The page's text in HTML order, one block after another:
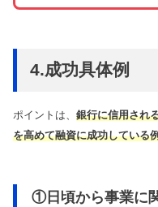
4.成功具体例
ポイントは、 銀行に信用され
を高めて融資に成功している
①日頃から事業に